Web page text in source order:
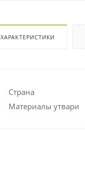
ХАРАКТЕРИСТИКИ
Страна
Материалы утвари